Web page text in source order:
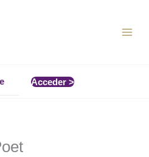
Acceder >